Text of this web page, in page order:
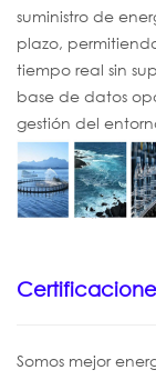
suministro de
plazo,
tiempo real sin
base de datos
gestión del
Somos mejor